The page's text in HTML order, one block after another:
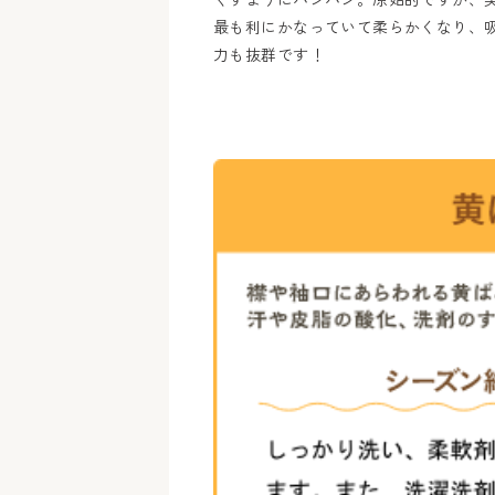
最も利にかなっていて柔らかくなり、
力も抜群です！